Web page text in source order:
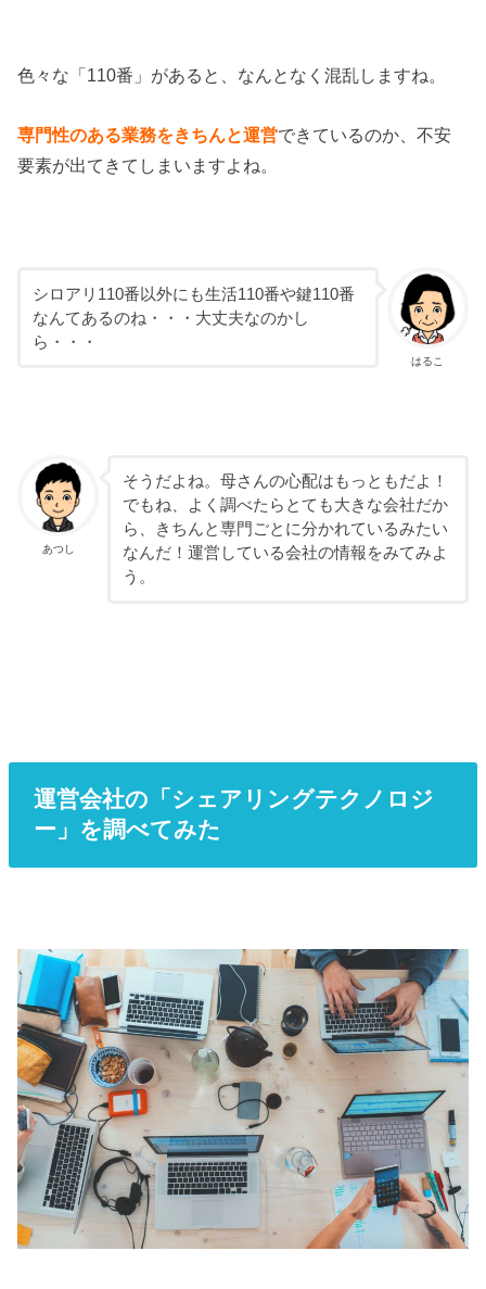
色々な「110番」があると、なんとなく混乱しますね。
専門性のある業務をきちんと運営できているのか、不安
要素が出てきてしまいますよね。
はるこ
シロアリ110番以外にも生活110番や鍵110番
なんてあるのね・・・大丈夫なのかし
ら・・・
あつし
そうだよね。母さんの心配はもっともだよ！
でもね、よく調べたらとても大きな会社だか
ら、きちんと専門ごとに分かれているみたい
なんだ！運営している会社の情報をみてみよ
う。
運営会社の「シェアリングテクノロジ
ー」を調べてみた